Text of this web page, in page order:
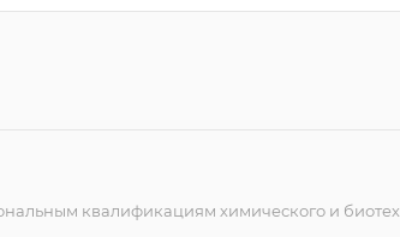
квалификациям химического и